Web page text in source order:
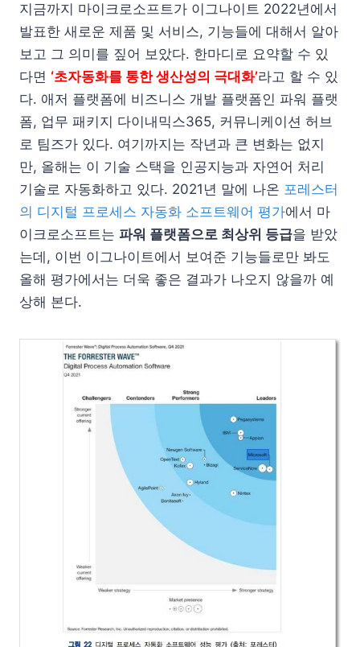
지금까지 마이크로소프트가 이그나이트 2022년에서
발표한 새로운 제품 및 서비스, 기능들에 대해서 알아
보고 그 의미를 짚어 보았다. 한마디로 요약할 수 있
다면 ‘초자동화를 통한 생산성의 극대화’라고 할 수 있
다. 애저 플랫폼에 비즈니스 개발 플랫폼인 파워 플랫
폼, 업무 패키지 다이내믹스365, 커뮤니케이션 허브
로 팀즈가 있다. 여기까지는 작년과 큰 변화는 없지
만, 올해는 이 기술 스택을 인공지능과 자연어 처리
기술로 자동화하고 있다. 2021년 말에 나온 포레스터
의 디지털 프로세스 자동화 소프트웨어 평가에서 마
이크로소프트는 파워 플랫폼으로 최상위 등급을 받았
는데, 이번 이그나이트에서 보여준 기능들로만 봐도
올해 평가에서는 더욱 좋은 결과가 나오지 않을까 예
상해 본다.